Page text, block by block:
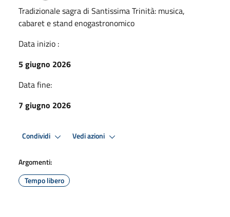
Tradizionale sagra di Santissima Trinità: musica,
cabaret e stand enogastronomico
Data inizio :
5 giugno 2026
Data fine:
7 giugno 2026
Condividi Vedi azioni
Argomenti:
Tempo libero